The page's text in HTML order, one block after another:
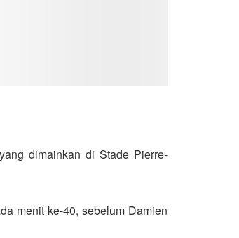
dimainkan di Stade Pierre-
menit ke-40, sebelum Damien